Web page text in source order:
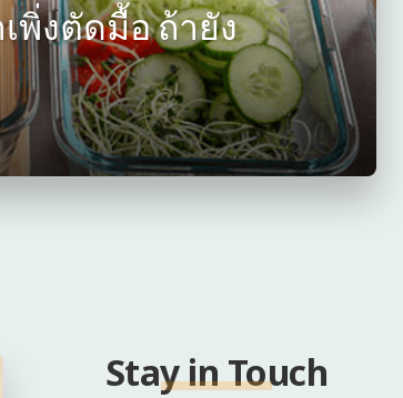
พิ่งตัดมื้อ ถ้ายัง
Stay in Touch